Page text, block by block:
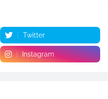
Twitter
Instagram